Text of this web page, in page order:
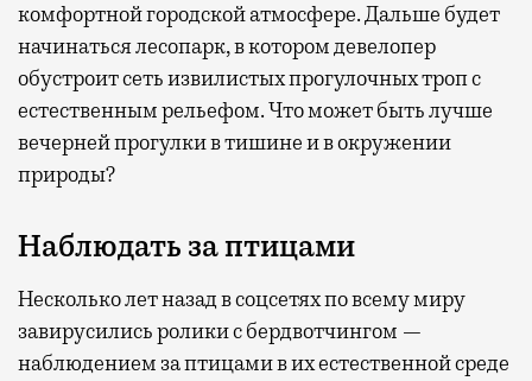
комфортной городской атмосфере. Дальше будет
начинаться лесопарк, в котором девелопер
обустроит сеть извилистых прогулочных троп с
естественным рельефом. Что может быть лучше
вечерней прогулки в тишине и в окружении
природы?
Наблюдать за птицами
Несколько лет назад в соцсетях по всему миру
завирусились ролики с бердвотчингом —
наблюдением за птицами в их естественной среде